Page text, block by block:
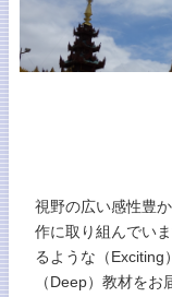
視野の広い感性豊
作に取り組んでい
るような（Exciting
（Deep）教材を